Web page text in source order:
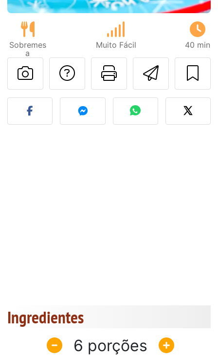
Sobremes
a
Muito Fácil 40 min
Imprima
Falar com o autor
Fez esta receita?
Ingredientes
6